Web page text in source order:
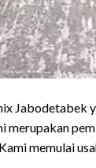
Jabodetabek
merupakan
memulai